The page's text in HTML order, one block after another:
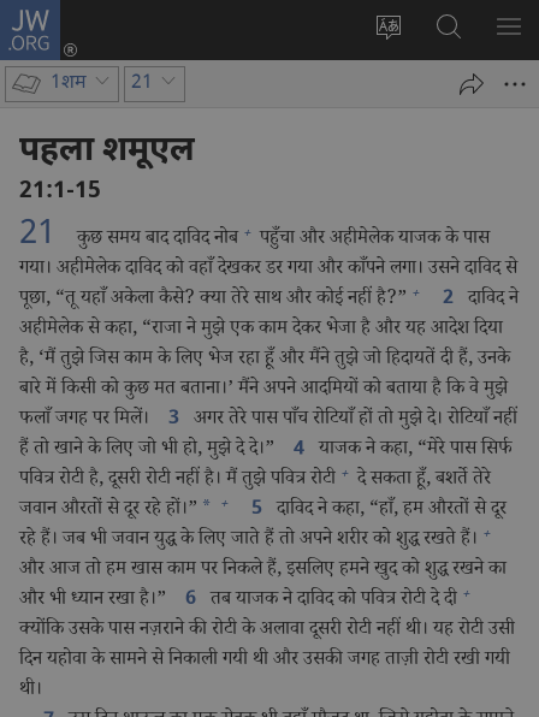
JW.ORG
वेबसाइट
लॉग-
इन
JW.ORG
खोजें
मैन्यू
1शम 21
पहला शमूएल
21:1-15
21 कुछ समय बाद दाविद नोब + पहुँचा और अहीमेलेक याजक के पास
गया। अहीमेलेक दाविद को वहाँ देखकर डर गया और काँपने लगा। उसने दाविद से
पूछा, “तू यहाँ अकेला कैसे? क्या तेरे साथ और कोई नहीं है?” + 2 दाविद ने
अहीमेलेक से कहा, “राजा ने मुझे एक काम देकर भेजा है और यह आदेश दिया
है, ‘मैं तुझे जिस काम के लिए भेज रहा हूँ और मैंने तुझे जो हिदायतें दी हैं, उनके
बारे में किसी को कुछ मत बताना।’ मैंने अपने आदमियों को बताया है कि वे मुझे
फलाँ जगह पर मिलें।
3 अगर तेरे पास पाँच रोटियाँ हों तो मुझे दे। रोटियाँ नहीं
हैं तो खाने के लिए जो भी हो, मुझे दे दे।”
4 याजक ने कहा, “मेरे पास सिर्फ
पवित्र रोटी है, दूसरी रोटी नहीं है। मैं तुझे पवित्र रोटी + दे सकता हूँ, बशर्ते तेरे
जवान औरतों से दूर रहे हों।” * + 5 दाविद ने कहा, “हाँ, हम औरतों से दूर
रहे हैं। जब भी जवान युद्ध के लिए जाते हैं तो अपने शरीर को शुद्ध रखते हैं। +
और आज तो हम खास काम पर निकले हैं, इसलिए हमने खुद को शुद्ध रखने का
और भी ध्यान रखा है।”
6 तब याजक ने दाविद को पवित्र रोटी दे दी +
क्योंकि उसके पास नज़राने की रोटी के अलावा दूसरी रोटी नहीं थी। यह रोटी उसी
दिन यहोवा के सामने से निकाली गयी थी और उसकी जगह ताज़ी रोटी रखी गयी
थी।